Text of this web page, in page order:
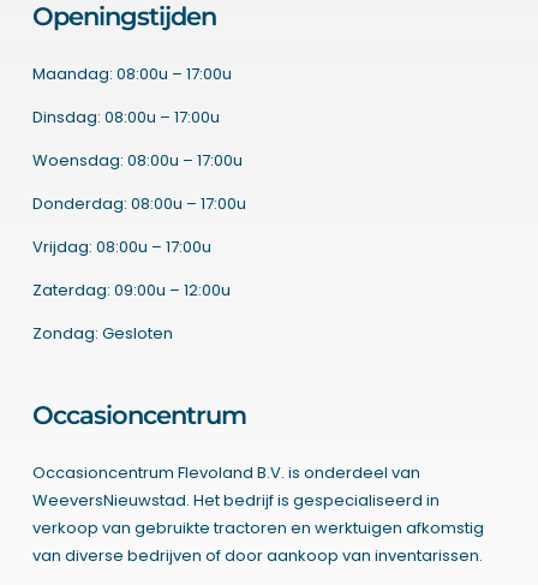
Openingstijden
Maandag: 08:00u – 17:00u
Dinsdag: 08:00u – 17:00u
Woensdag: 08:00u – 17:00u
Donderdag: 08:00u – 17:00u
Vrijdag: 08:00u – 17:00u
Zaterdag: 09:00u – 12:00u
Zondag: Gesloten
Occasioncentrum
Occasioncentrum Flevoland B.V. is onderdeel van
WeeversNieuwstad. Het bedrijf is gespecialiseerd in
verkoop van gebruikte tractoren en werktuigen afkomstig
van diverse bedrijven of door aankoop van inventarissen.